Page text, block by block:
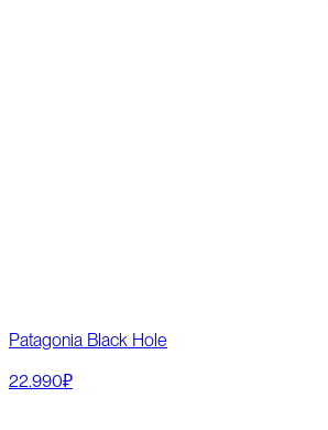
Patagonia Black Hole
22.990₽